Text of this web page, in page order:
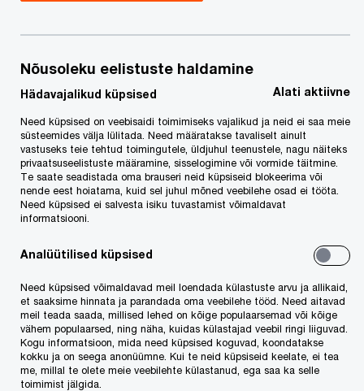
Palju enamat kui lihtsalt advokaadibüroo
Advokaadibüroo PwC Legal Services tugevus on
mitmekülgsus – tihe koostöö PwC ärinõustamis-,
tehingu-, maksu-, raamatupidamis- ja ESG-
teenuseid pakkuvate spetsialistidega võimaldab
meil olla kliendile lähedal ja pakkuda lahendustele
Nõusoleku eelistuste haldamine
Hädavajalikud küpsised Alati aktiivne
Need küpsised on veebisaidi toimimiseks vajalikud ja neid ei saa meie
süsteemides välja lülitada. Need määratakse tavaliselt ainult
vastuseks teie tehtud toimingutele, üldjuhul teenustele, nagu näiteks
privaatsuseelistuste määramine, sisselogimine või vormide täitmine.
Te saate seadistada oma brauseri neid küpsiseid blokeerima või
nende eest hoiatama, kuid sel juhul mõned veebilehe osad ei tööta.
Need küpsised ei salvesta isiku tuvastamist võimaldavat
informatsiooni.
Analüütilised küpsised
Need küpsised võimaldavad meil loendada külastuste arvu ja allikaid,
et saaksime hinnata ja parandada oma veebilehe tööd. Need aitavad
meil teada saada, millised lehed on kõige populaarsemad või kõige
vähem populaarsed, ning näha, kuidas külastajad veebil ringi liiguvad.
Kogu informatsioon, mida need küpsised koguvad, koondatakse
kokku ja on seega anonüümne. Kui te neid küpsiseid keelate, ei tea
me, millal te olete meie veebilehte külastanud, ega saa ka selle
toimimist jälgida.